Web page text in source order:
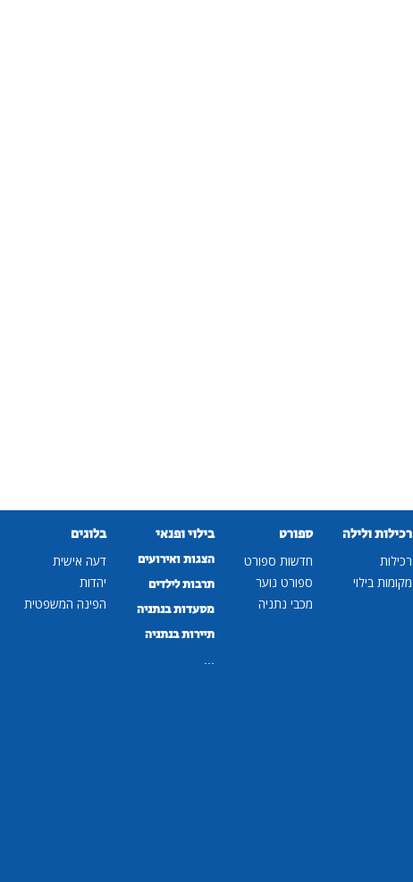
רכילות ולילה
רכילות
מקומות בילוי
ספורט
חדשות ספורט
ספורט נוער
מכבי נתניה
בילוי ופנאי
הצגות ואירועים
תרבות לילדים
מסעדות בנתניה
תיירות בנתניה
...
בלוגים
דעה אישית
יהדות
הפינה המשפטית